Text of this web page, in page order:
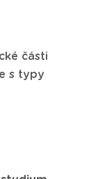
části
s typy